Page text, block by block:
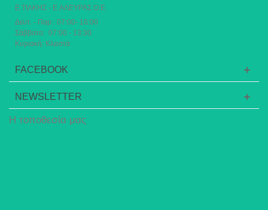
Ε.ΤΙΛΚΗΣ - Ε.ΑΛΕΥΡΑΣ Ο.Ε.
Δευτ. - Παρ.: 07:00- 16:00
Σάββατο: 07:00 - 13:30
Κυριακή: Κλειστά
FACEBOOK
NEWSLETTER
Η τοποθεσία μας